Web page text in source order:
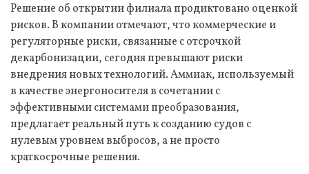
Решение об открытии филиала продиктовано оценкой
рисков. В компании отмечают, что коммерческие и
регуляторные риски, связанные с отсрочкой
декарбонизации, сегодня превышают риски
внедрения новых технологий. Аммиак, используемый
в качестве энергоносителя в сочетании с
эффективными системами преобразования,
предлагает реальный путь к созданию судов с
нулевым уровнем выбросов, а не просто
краткосрочные решения.